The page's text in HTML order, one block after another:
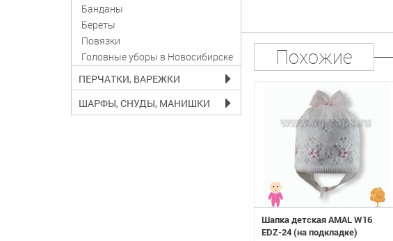
Банданы
Береты
Повязки
Головные уборы в Новосибирске
ПЕРЧАТКИ, ВАРЕЖКИ
ШАРФЫ, СНУДЫ, МАНИШКИ
Похожие
Шапка детская AMAL W16
EDZ-24 (на подкладке)